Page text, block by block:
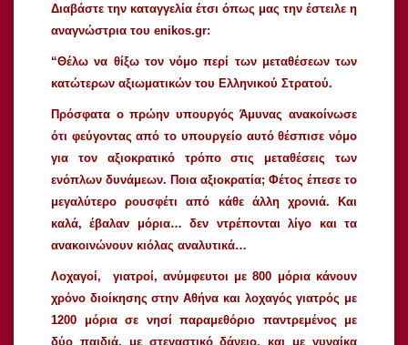
Διαβάστε την καταγγελία έτσι όπως μας την έστειλε η
αναγνώστρια του enikos.gr:
“Θέλω να θίξω τον νόμο περί των μεταθέσεων των
κατώτερων αξιωματικών του Ελληνικού Στρατού.
Πρόσφατα ο πρώην υπουργός Άμυνας ανακοίνωσε
ότι φεύγοντας από το υπουργείο αυτό θέσπισε νόμο
για τον αξιοκρατικό τρόπο στις μεταθέσεις των
ενόπλων δυνάμεων. Ποια αξιοκρατία; Φέτος έπεσε το
μεγαλύτερο ρουσφέτι από κάθε άλλη χρονιά. Και
καλά, έβαλαν μόρια… δεν ντρέπονται λίγο και τα
ανακοινώνουν κιόλας αναλυτικά…
Λοχαγοί, γιατροί, ανύμφευτοι με 800 μόρια κάνουν
χρόνο διοίκησης στην Αθήνα και λοχαγός γιατρός με
1200 μόρια σε νησί παραμεθόριο παντρεμένος με
δύο παιδιά, με στεγαστικό δάνειο, και με γυναίκα